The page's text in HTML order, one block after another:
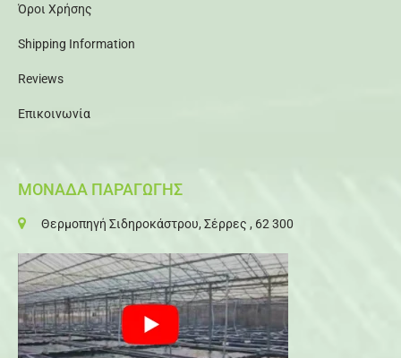
Όροι Χρήσης
Shipping Information
Reviews
Επικοινωνία
ΜΟΝΑΔΑ ΠΑΡΑΓΩΓΗΣ
Θερμοπηγή Σιδηροκάστρου, Σέρρες , 62 300